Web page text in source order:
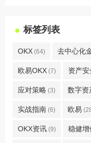
标签列表
OKX (64) 去中心化
欧易OKX (7) 资产安
应对策略 (3) 数字资
实战指南 (6) 欧易
OKX资讯 (9) 稳健增